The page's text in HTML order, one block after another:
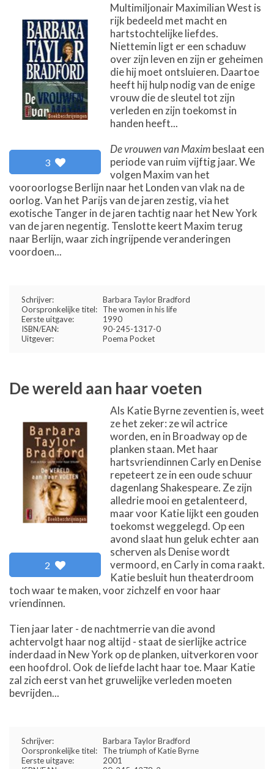
3
Multimiljonair Maximilian West is
rijk bedeeld met macht en
hartstochtelijke liefdes.
Niettemin ligt er een schaduw
over zijn leven en zijn er geheimen
die hij moet ontsluieren. Daartoe
heeft hij hulp nodig van de enige
vrouw die de sleutel tot zijn
verleden en zijn toekomst in
handen heeft...
De vrouwen van Maximbeslaat een
periode van ruim vijftig jaar. We
volgen Maxim van het
vooroorlogse Berlijn naar het Londen van vlak na de
oorlog. Van het Parijs van de jaren zestig, via het
exotische Tanger in de jaren tachtig naar het New York
van de jaren negentig. Tenslotte keert Maxim terug
naar Berlijn, waar zich ingrijpende veranderingen
voordoen...
Schrijver:
Barbara Taylor Bradford
Oorspronkelijke titel:
The women in his life
Eerste uitgave:
1990
ISBN/EAN:
90-245-1317-0
Uitgever:
Poema Pocket
De wereld aan haar voeten
2
Als Katie Byrne zeventien is, weet
ze het zeker: ze wil actrice
worden, en in Broadway op de
planken staan. Met haar
hartsvriendinnen Carly en Denise
repeteert ze in een oude schuur
dagenlang Shakespeare. Ze zijn
alledrie mooi en getalenteerd,
maar voor Katie lijkt een gouden
toekomst weggelegd. Op een
avond slaat hun geluk echter aan
scherven als Denise wordt
vermoord, en Carly in coma raakt.
Katie besluit hun theaterdroom
toch waar te maken, voor zichzelf en voor haar
vriendinnen.
Tien jaar later - de nachtmerrie van die avond
achtervolgt haar nog altijd - staat de sierlijke actrice
inderdaad in New York op de planken, uitverkoren voor
een hoofdrol. Ook de liefde lacht haar toe. Maar Katie
zal zich eerst van het gruwelijke verleden moeten
bevrijden...
Schrijver:
Barbara Taylor Bradford
Oorspronkelijke titel:
The triumph of Katie Byrne
Eerste uitgave:
2001